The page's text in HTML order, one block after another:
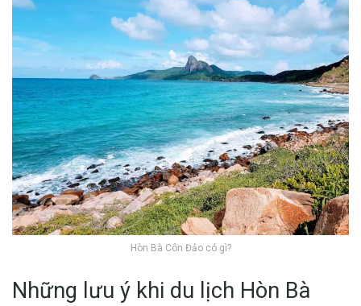
Hòn Bà Côn Đảo có gì?
Những lưu ý khi du lịch Hòn Bà